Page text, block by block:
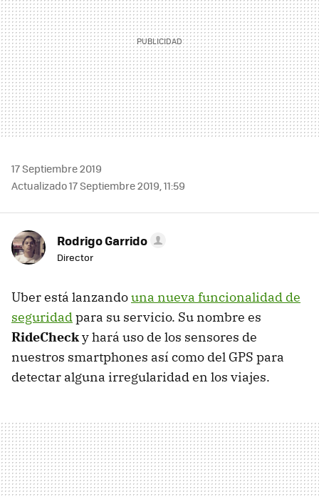
17 Septiembre 2019
Actualizado 17 Septiembre 2019, 11:59
Rodrigo Garrido
Director
Uber está lanzandouna nueva funcionalidad de
seguridadpara su servicio. Su nombre es
RideChecky hará uso de los sensores de
nuestros smartphones así como del GPS para
detectar alguna irregularidad en los viajes.